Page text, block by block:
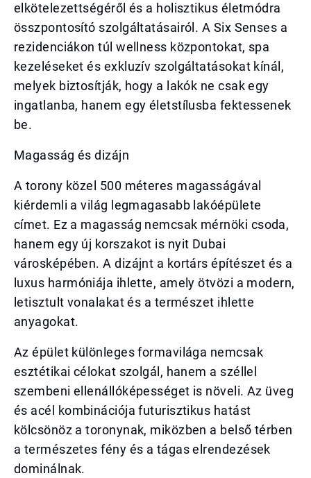
elkötelezettségéről és a holisztikus életmódra
összpontosító szolgáltatásairól. A Six Senses a
rezidenciákon túl wellness központokat, spa
kezeléseket és exkluzív szolgáltatásokat kínál,
melyek biztosítják, hogy a lakók ne csak egy
ingatlanba, hanem egy életstílusba fektessenek
be.
Magasság és dizájn
A torony közel 500 méteres magasságával
kiérdemli a világ legmagasabb lakóépülete
címet. Ez a magasság nemcsak mérnöki csoda,
hanem egy új korszakot is nyit Dubai
városképében. A dizájnt a kortárs építészet és a
luxus harmóniája ihlette, amely ötvözi a modern,
letisztult vonalakat és a természet ihlette
anyagokat.
Az épület különleges formavilága nemcsak
esztétikai célokat szolgál, hanem a széllel
szembeni ellenállóképességet is növeli. Az üveg
és acél kombinációja futurisztikus hatást
kölcsönöz a toronynak, miközben a belső térben
a természetes fény és a tágas elrendezések
dominálnak.